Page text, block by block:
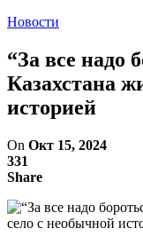
Новости
“За все надо
Казахстана
историей
On Окт 15, 2024
331
Share